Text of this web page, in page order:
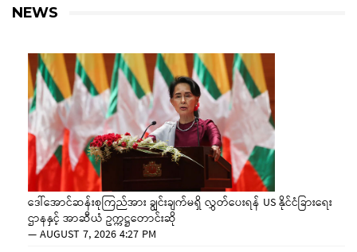
NEWS
ဒေါ်အောင်ဆန်းစုကြည်အား ချွင်းချက်မရှိ လွှတ်ပေးရန် US နိုင်ငံခြားရေး
ဌာနနှင့် အာဆီယံ ဥက္ကဋ္ဌတောင်းဆို
—AUGUST 7, 2026 4:27 PM